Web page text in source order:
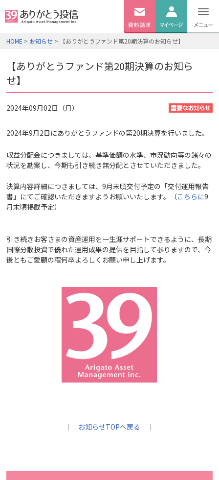
無料資料 ログイン
HOME > お知らせ > 【ありがとうファンド第20期決算のお知らせ】
【ありがとうファンド第20期決算のお知ら
せ】
2024年09月02日（月）
2024年9月2日にありがとうファンドの第20期決算を行いました。
収益分配金につきましては、基準価額の水準、市況動向等の諸々の
状況を勘案し、今期も引き続き無分配とさせていただきました。
決算内容詳細につきましては、9月末頃交付予定の「交付運用報告
書」にてご確認いただきますようお願いいたします。（こちらに9
月末頃掲載予定）
引き続きお客さまの資産運用を一生涯サポートできるように、長期
国際分散投資で優れた運用成果の提供を目指して参りますので、今
後ともご愛顧の程何卒よろしくお願い申し上げます。
｜ お知らせTOPへ戻る ｜